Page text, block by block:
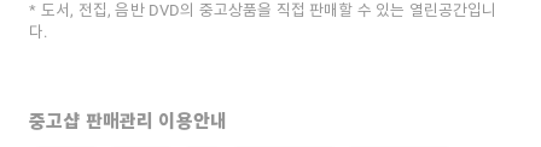
도서, 전집, 음반 DVD의 중고상품을 직접 판매할 수 있는 열린공간입니
다.
중고샵 판매관리 이용안내